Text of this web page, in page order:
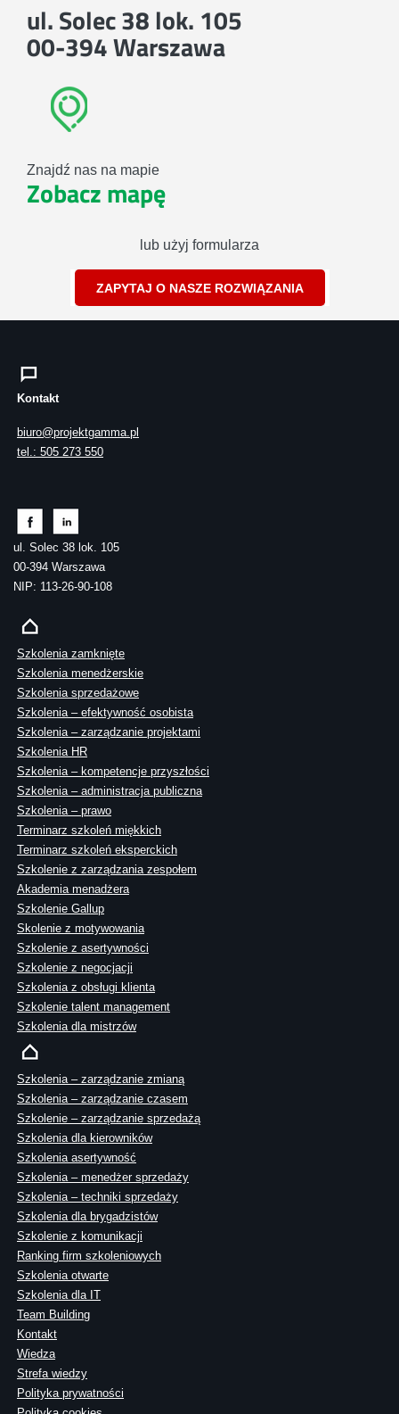
ul. Solec 38 lok. 105
00-394 Warszawa
Znajdź nas na mapie
Zobacz mapę
lub użyj formularza
ZAPYTAJ O NASZE ROZWIĄZANIA
Kontakt
biuro@projektgamma.pl
tel.: 505 273 550
ul. Solec 38 lok. 105
00-394 Warszawa
NIP: 113-26-90-108
Szkolenia zamknięte
Szkolenia menedżerskie
Szkolenia sprzedażowe
Szkolenia – efektywność osobista
Szkolenia – zarządzanie projektami
Szkolenia HR
Szkolenia – kompetencje przyszłości
Szkolenia – administracja publiczna
Szkolenia – prawo
Terminarz szkoleń miękkich
Terminarz szkoleń eksperckich
Szkolenie z zarządzania zespołem
Akademia menadżera
Szkolenie Gallup
Skolenie z motywowania
Szkolenie z asertywności
Szkolenie z negocjacji
Szkolenia z obsługi klienta
Szkolenie talent management
Szkolenia dla mistrzów
Szkolenia – zarządzanie zmianą
Szkolenia – zarządzanie czasem
Szkolenie – zarządzanie sprzedażą
Szkolenia dla kierowników
Szkolenia asertywność
Szkolenia – menedżer sprzedaży
Szkolenia – techniki sprzedaży
Szkolenia dla brygadzistów
Szkolenie z komunikacji
Ranking firm szkoleniowych
Szkolenia otwarte
Szkolenia dla IT
Team Building
Kontakt
Wiedza
Strefa wiedzy
Polityka prywatności